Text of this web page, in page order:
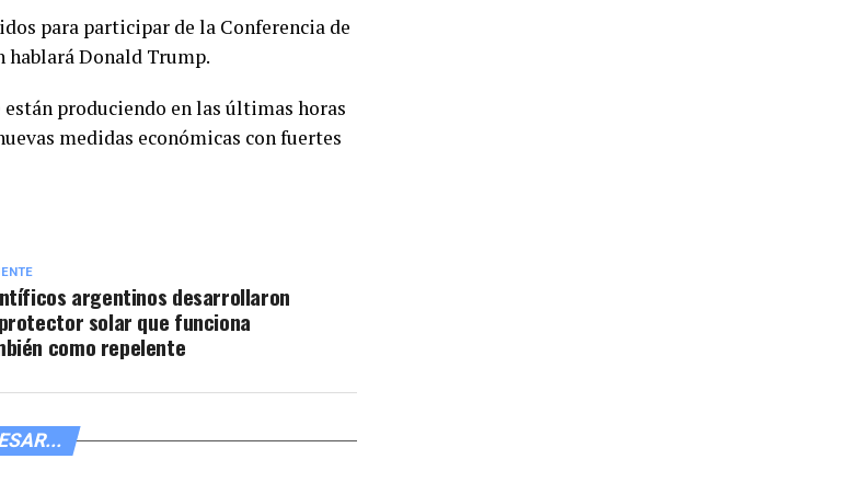
para participar de la Conferencia de
hablará Donald Trump.
produciendo en las últimas horas
medidas económicas con fuertes
argentinos desarrollaron
solar que funciona
como repelente